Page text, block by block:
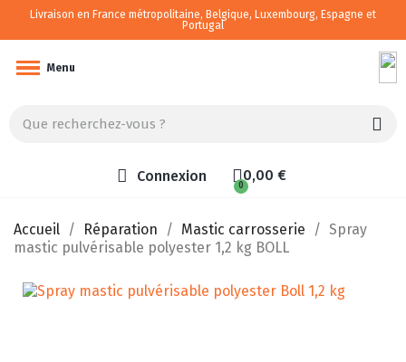
Livraison en France métropolitaine, Belgique, Luxembourg, Espagne et
Portugal
Menu
Connexion 0,00 €
Accueil Réparation Mastic carrosserie
Spray
mastic pulvérisable polyester 1,2 kg BOLL